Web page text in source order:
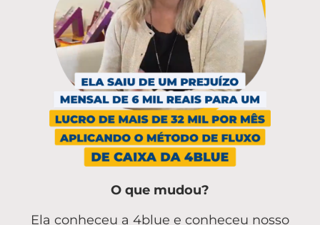
O que mudou?
Ela conheceu a 4blue e conheceu nosso